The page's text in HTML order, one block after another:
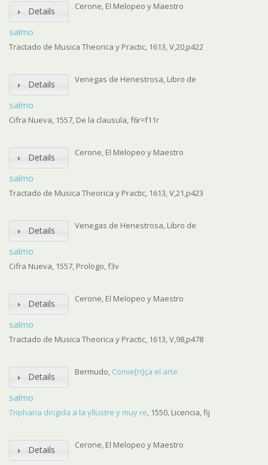
Details
salmo
Cerone, El Melopeo y Maestro
Tractado de Musica Theorica y Practic, 1613, V,20,p422
Details
salmo
Venegas de Henestrosa, Libro de
Cifra Nueva, 1557, De la clausula, f6r=f11r
Details
salmo
Cerone, El Melopeo y Maestro
Tractado de Musica Theorica y Practic, 1613, V,21,p423
Details
salmo
Venegas de Henestrosa, Libro de
Cifra Nueva, 1557, Prologo, f3v
Details
salmo
Cerone, El Melopeo y Maestro
Tractado de Musica Theorica y Practic, 1613, V,98,p478
Details
salmo
Bermudo, Comie[n]ça el arte
Tripharia dirigida a la yllustre y muy re, 1550, Licencia, fij
Details Cerone, El Melopeo y Maestro